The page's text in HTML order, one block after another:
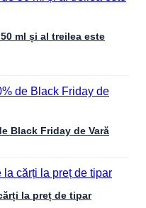
ml și al treilea este
Black Friday de Vară
la preț de tipar